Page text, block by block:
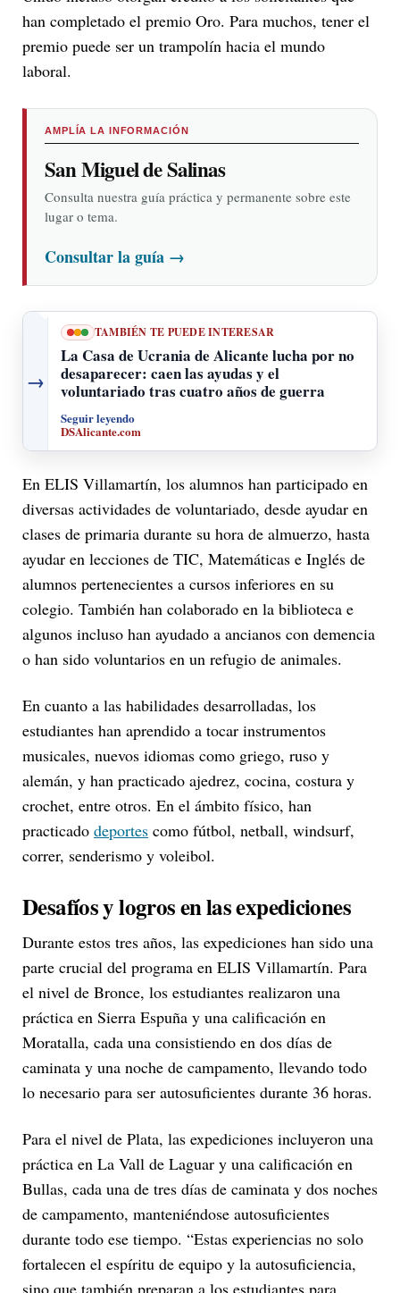
han completado el premio Oro. Para muchos, tener el
premio puede ser un trampolín hacia el mundo
laboral.
AMPLÍA LA INFORMACIÓN
San Miguel de Salinas
Consulta nuestra guía práctica y permanente sobre este
lugar o tema.
Consultar la guía →
→
TAMBIÉN TE PUEDE INTERESAR
La Casa de Ucrania de Alicante lucha por no
desaparecer: caen las ayudas y el
voluntariado tras cuatro años de guerra
Seguir leyendo
DSAlicante.com
En ELIS Villamartín, los alumnos han participado en
diversas actividades de voluntariado, desde ayudar en
clases de primaria durante su hora de almuerzo, hasta
ayudar en lecciones de TIC, Matemáticas e Inglés de
alumnos pertenecientes a cursos inferiores en su
colegio. También han colaborado en la biblioteca e
algunos incluso han ayudado a ancianos con demencia
o han sido voluntarios en un refugio de animales.
En cuanto a las habilidades desarrolladas, los
estudiantes han aprendido a tocar instrumentos
musicales, nuevos idiomas como griego, ruso y
alemán, y han practicado ajedrez, cocina, costura y
crochet, entre otros. En el ámbito físico, han
practicado deportes como fútbol, netball, windsurf,
correr, senderismo y voleibol.
Desafíos y logros en las expediciones
Durante estos tres años, las expediciones han sido una
parte crucial del programa en ELIS Villamartín. Para
el nivel de Bronce, los estudiantes realizaron una
práctica en Sierra Espuña y una calificación en
Moratalla, cada una consistiendo en dos días de
caminata y una noche de campamento, llevando todo
lo necesario para ser autosuficientes durante 36 horas.
Para el nivel de Plata, las expediciones incluyeron una
práctica en La Vall de Laguar y una calificación en
Bullas, cada una de tres días de caminata y dos noches
de campamento, manteniéndose autosuficientes
durante todo ese tiempo. “Estas experiencias no solo
fortalecen el espíritu de equipo y la autosuficiencia,
sino que también preparan a los estudiantes para